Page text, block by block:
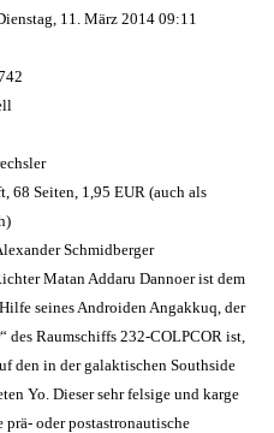
11. März 2014 09:11
68 Seiten, 1,95 EUR (auch als
Schmidberger
Matan Addaru Dannoer ist dem
seines Androiden Angakkuq, der
des Raumschiffs 232-COLPCOR ist,
den in der galaktischen Southside
Yo. Dieser sehr felsige und karge
prä- oder postastronautische